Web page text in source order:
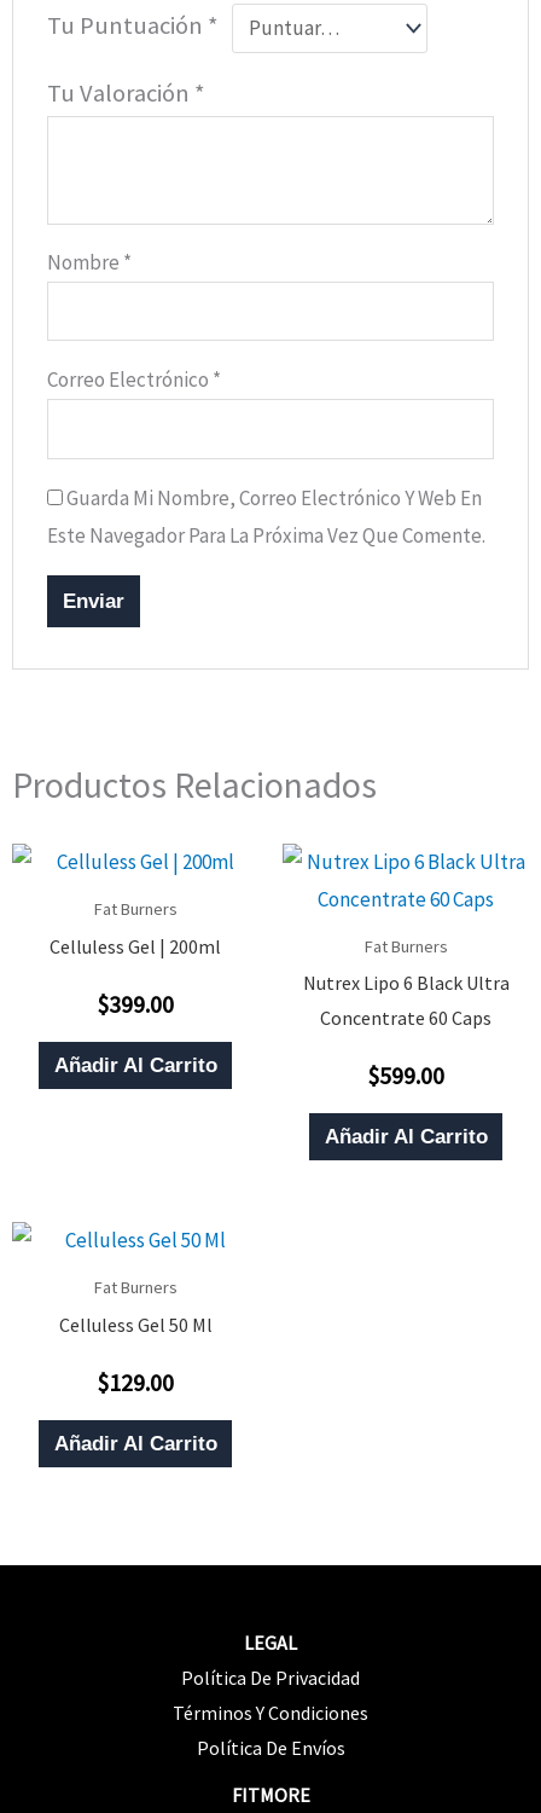
Tu Puntuación *
Tu Valoración *
Nombre *
Correo Electrónico *
Guarda Mi Nombre, Correo Electrónico Y Web En
Este Navegador Para La Próxima Vez Que Comente.
Productos Relacionados
Fat Burners
Celluless Gel | 200ml
Valorado
0
De
5
$399.00
Añadir Al Carrito
Fat Burners
Nutrex Lipo 6 Black Ultra
Concentrate 60 Caps
Valorado
0
De
5
$599.00
Añadir Al Carrito
Fat Burners
Celluless Gel 50 Ml
Valorado
0
De
5
$129.00
Añadir Al Carrito
LEGAL
Política De Privacidad
Términos Y Condiciones
Política De Envíos
FITMORE